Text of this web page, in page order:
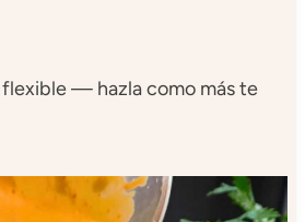
flexible — hazla como más te